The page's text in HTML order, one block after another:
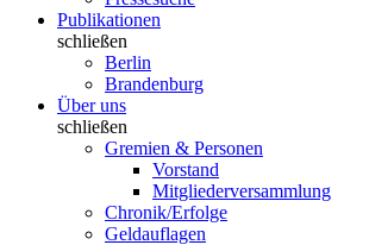
Publikationen
schließen
Berlin
Brandenburg
Über uns
schließen
Gremien & Personen
Vorstand
Mitgliederversammlung
Chronik/Erfolge
Geldauflagen